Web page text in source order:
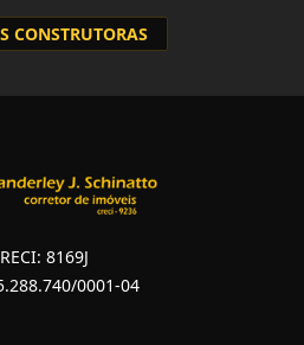
CONSTRUTORAS
8169J
0001-04